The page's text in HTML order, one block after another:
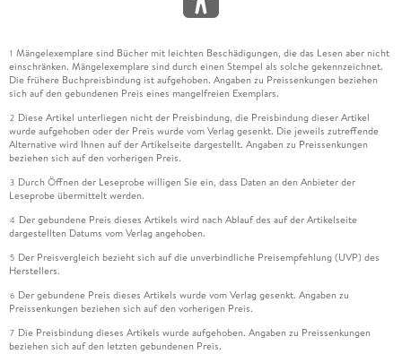
1 Mängelexemplare sind Bücher mit leichten Beschädigungen, die das Lesen aber nicht
einschränken. Mängelexemplare sind durch einen Stempel als solche gekennzeichnet.
Die frühere Buchpreisbindung ist aufgehoben. Angaben zu Preissenkungen beziehen
sich auf den gebundenen Preis eines mangelfreien Exemplars.
2 Diese Artikel unterliegen nicht der Preisbindung, die Preisbindung dieser Artikel
wurde aufgehoben oder der Preis wurde vom Verlag gesenkt. Die jeweils zutreffende
Alternative wird Ihnen auf der Artikelseite dargestellt. Angaben zu Preissenkungen
beziehen sich auf den vorherigen Preis.
3 Durch Öffnen der Leseprobe willigen Sie ein, dass Daten an den Anbieter der
Leseprobe übermittelt werden.
4 Der gebundene Preis dieses Artikels wird nach Ablauf des auf der Artikelseite
dargestellten Datums vom Verlag angehoben.
5 Der Preisvergleich bezieht sich auf die unverbindliche Preisempfehlung (UVP) des
Herstellers.
6 Der gebundene Preis dieses Artikels wurde vom Verlag gesenkt. Angaben zu
Preissenkungen beziehen sich auf den vorherigen Preis.
7 Die Preisbindung dieses Artikels wurde aufgehoben. Angaben zu Preissenkungen
beziehen sich auf den letzten gebundenen Preis.